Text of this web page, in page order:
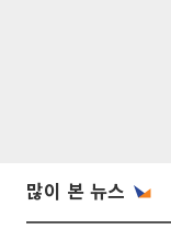
많이 본 뉴스